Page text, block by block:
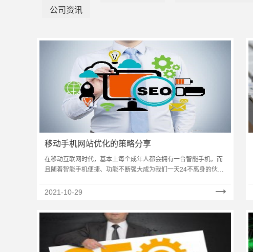
公司资讯
移动手机网站优化的策略分享
在移动互联网时代，基本上每个成年人都会拥有一台智能手机，而
且随着智能手机便捷、功能不断强大成为我们一天24不离身的伙
2021-10-29